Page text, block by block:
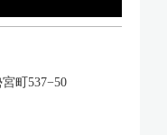
町537−50